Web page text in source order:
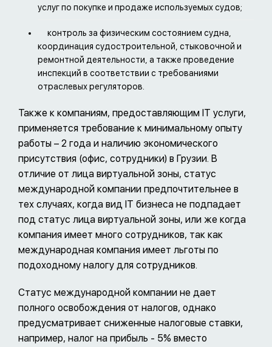
услуг по покупке и продаже используемых судов;
контроль за физическим состоянием судна,
координация судостроительной, стыковочной и
ремонтной деятельности, а также проведение
инспекций в соответствии с требованиями
отраслевых регуляторов.
Также к компаниям, предоставляющим IT услуги,
применяется требование к минимальному опыту
работы – 2 года и наличию экономического
присутствия (офис, сотрудники) в Грузии. В
отличие от лица виртуальной зоны, статус
международной компании предпочтительнее в
тех случаях, когда вид IT бизнеса не подпадает
под статус лица виртуальной зоны, или же когда
компания имеет много сотрудников, так как
международная компания имеет льготы по
подоходному налогу для сотрудников.
Статус международной компании не дает
полного освобождения от налогов, однако
предусматривает сниженные налоговые ставки,
например, налог на прибыль - 5% вместо